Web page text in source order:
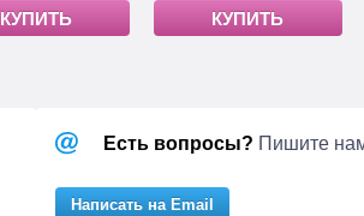
КУПИТЬ КУПИТЬ
Есть вопросы? Пишите
Написать на Email